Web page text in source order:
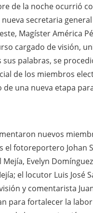
de la noche ocurrió
secretaria
Magíster América
cargado de visión,
palabras, se
de los miembros
una nueva etapa
nuevos
el fotoreportero Johan
Evelyn
el locutor Luis José
y comentarista
para fortalecer la